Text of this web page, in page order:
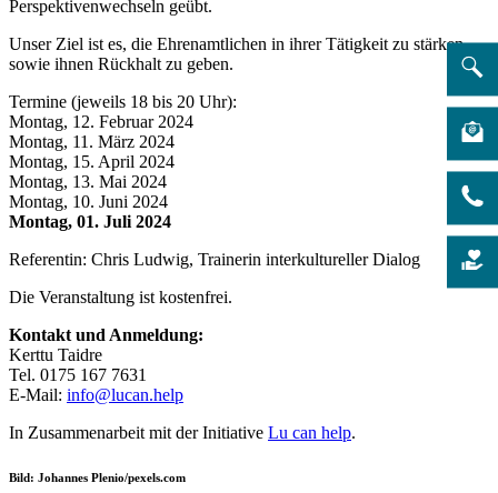
Perspektivenwechseln geübt.
Unser Ziel ist es, die Ehrenamtlichen in ihrer Tätigkeit zu stärken
sowie ihnen Rückhalt zu geben.
Termine (jeweils 18 bis 20 Uhr):
Montag, 12. Februar 2024
Montag, 11. März 2024
Montag, 15. April 2024
Montag, 13. Mai 2024
Montag, 10. Juni 2024
Montag, 01. Juli 2024
Referentin: Chris Ludwig, Trainerin interkultureller Dialog
Die Veranstaltung ist kostenfrei.
Kontakt und Anmeldung:
Kerttu Taidre
Tel. 0175 167 7631
E-Mail: info@lucan.help
In Zusammenarbeit mit der Initiative Lu can help.
Bild: Johannes Plenio/pexels.com